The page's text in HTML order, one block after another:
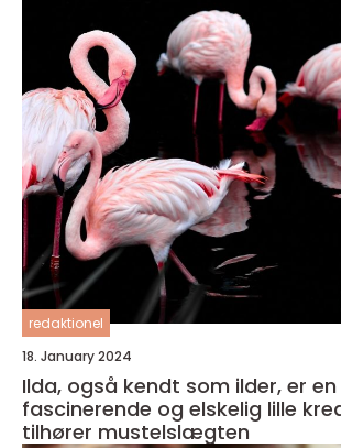
redaktionel
18. January 2024
Ilda, også kendt som ilder, er en
fascinerende og elskelig lille
tilhører mustelslægten